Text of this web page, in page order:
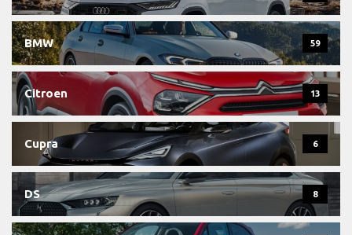
BMW 59
Citroen 13
Cupra 6
DS 8